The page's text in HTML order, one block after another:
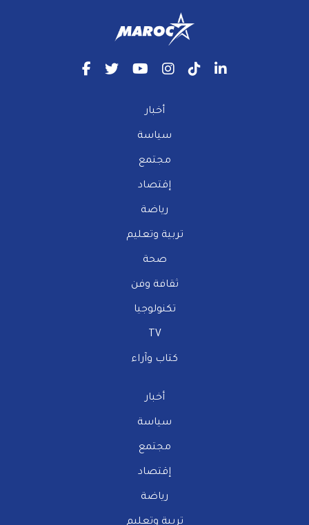
أخبار
سياسة
مجتمع
إقتصاد
رياضة
تربية وتعليم
صحة
ثقافة وفن
تكنولوجيا
TV
كتاب وآراء
أخبار
سياسة
مجتمع
إقتصاد
رياضة
تربية وتعليم